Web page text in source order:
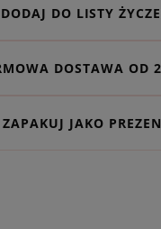
DODAJ DO LISTY
DOSTAWA OD
ZAPAKUJ JAKO